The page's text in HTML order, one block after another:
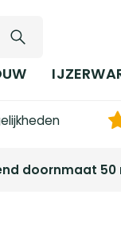
doornmaat 50